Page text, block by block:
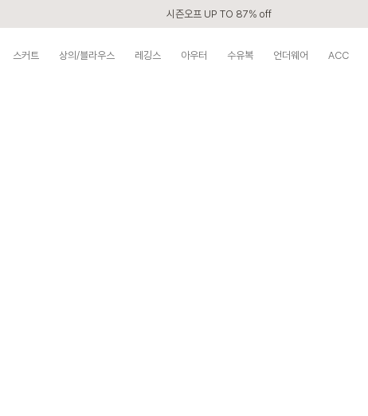
시즌오프 UP TO 87% off
스커트 상의/블라우스 레깅스 아우터 수유복 언더웨어 ACC